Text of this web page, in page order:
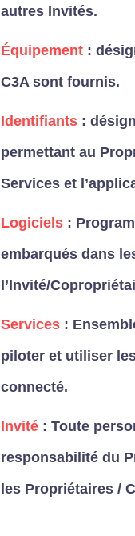
autres Invités.
Équipement :
C3A sont fournis.
Identifiants :
permettant au
Services et
Logiciels :
embarqués dans
l’Invité/
Services :
piloter et utiliser
connecté.
Invité : Toute
responsabilité du
les Propriétaires /